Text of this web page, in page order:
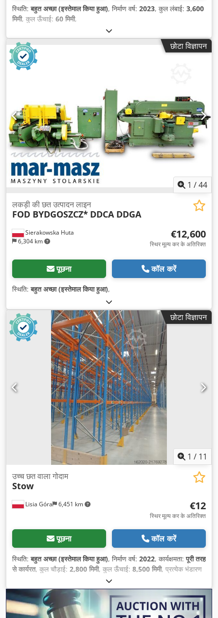
स्थिति:बहुत अच्छा (इस्तेमाल किया हुआ), निर्माण वर्ष: 2023, कुल लंबाई: 3,600
मिमी, कुल ऊँचाई: 60 मिमी,
छोटा विज्ञापन
1 /44
Sierakowska Huta
6,304 km
लकड़ी की छत उत्पादन लाइन
FOD BYDGOSZCZ* DDCA DDGA
€12,600
स्थिर मूल्य कर के अतिरिक्त
पूछना कॉल करें
स्थिति:बहुत अच्छा (इस्तेमाल किया हुआ),
छोटा विज्ञापन
1 / 11
Lisia Góra 6,451 km
उच्च छत वाला गोदाम
Stow
€12
स्थिर मूल्य कर के अतिरिक्त
पूछना कॉल करें
स्थिति:बहुत अच्छा (इस्तेमाल किया हुआ), निर्माण वर्ष: 2022, कार्यक्षमता:पूरी तरह
से कार्यरत, कुल चौड़ाई: 2,800 मिमी, कुल ऊँचाई: 8,500 मिमी, प्रत्येक भंडारण
1,800 किग्रा